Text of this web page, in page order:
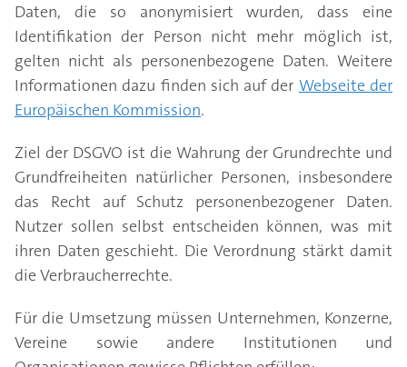
Daten, die so anonymisiert wurden, dass eine
Identifikation der Person nicht mehr möglich ist,
gelten nicht als personenbezogene Daten. Weitere
Informationen dazu finden sich auf der Webseite der
Europäischen Kommission.
Ziel der DSGVO ist die Wahrung der Grundrechte und
Grundfreiheiten natürlicher Personen, insbesondere
das Recht auf Schutz personenbezogener Daten.
Nutzer sollen selbst entscheiden können, was mit
ihren Daten geschieht. Die Verordnung stärkt damit
die Verbraucherrechte.
Für die Umsetzung müssen Unternehmen, Konzerne,
Vereine sowie andere Institutionen und